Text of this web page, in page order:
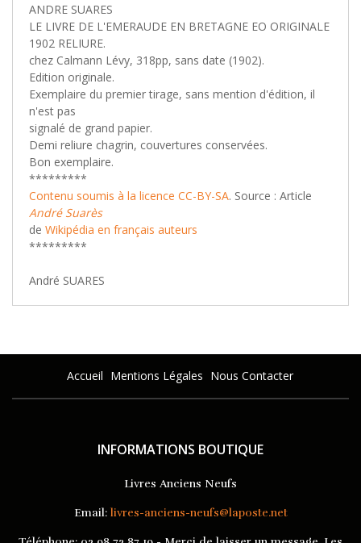
ANDRE SUARES
LE LIVRE DE L'EMERAUDE EN BRETAGNE EO ORIGINALE
1902 RELIURE.
chez Calmann Lévy, 318pp, sans date (1902).
Edition originale.
Exemplaire du premier tirage, sans mention d'édition, il
n'est pas
signalé de grand papier.
Demi reliure chagrin, couvertures conservées.
Bon exemplaire.
*********
Contenu soumis à la licence CC-BY-SA. Source : Article
André Suarès
de Wikipédia en français auteurs
*********
André SUARES
Accueil Mentions Légales Nous Contacter
INFORMATIONS BOUTIQUE
Livres Anciens Neufs
Email: livres-anciens-neufs@laposte.net